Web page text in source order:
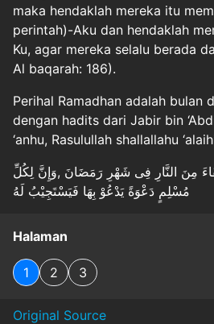
maka hendaklah mereka itu
perintah)-Aku dan hendaklah
Ku, agar mereka selalu berada
Al baqarah: 186).
Perihal Ramadhan adalah bulan
dengan hadits dari Jabir bin
‘anhu, Rasulullah shallallahu
مِنَ النَّارِ فِى شَهْرِ رَمَضَانَ ,وَإِنَّ لِكُلِّ
مُسْلِمٍ دَعْوَةً يَدْعُوْ بِهَا فَيَسْتَجِيْبُ لَهُ
Halaman
1 2 3
Original Source